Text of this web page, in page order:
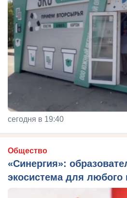
сегодня в 19:40
Общество
«Синергия»:
экосистема для любого